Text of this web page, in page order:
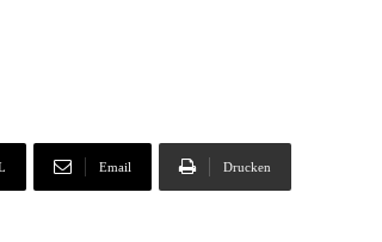
Email Drucken